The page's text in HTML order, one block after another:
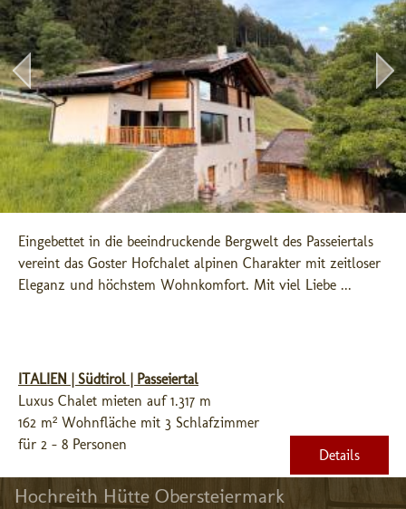
Eingebettet in die beeindruckende Bergwelt des Passeiertals
vereint das Goster Hofchalet alpinen Charakter mit zeitloser
Eleganz und höchstem Wohnkomfort. Mit viel Liebe ...
ITALIEN | Südtirol | Passeiertal
Luxus Chalet mieten auf 1.317 m
162 m² Wohnfläche mit 3 Schlafzimmer
für 2 - 8 Personen
Details
Hochreith Hütte Obersteiermark